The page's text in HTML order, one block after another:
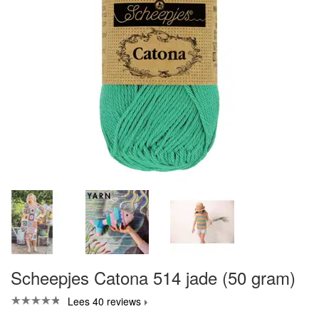
Scheepjes Catona 514 jade (50 gram)
Lees 40 reviews